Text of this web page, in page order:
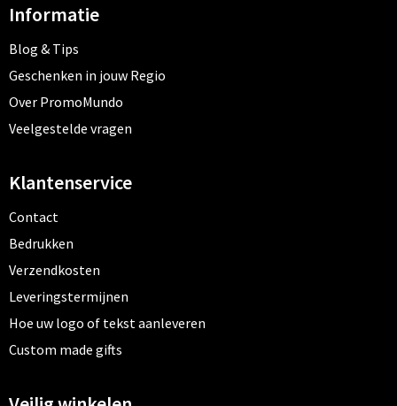
Informatie
Blog & Tips
Geschenken in jouw Regio
Over PromoMundo
Veelgestelde vragen
Klantenservice
Contact
Bedrukken
Verzendkosten
Leveringstermijnen
Hoe uw logo of tekst aanleveren
Custom made gifts